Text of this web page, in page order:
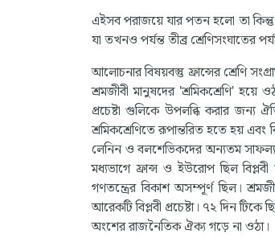
এইসব পরাজয়ে যার পতন হলো তা কিন্তু
যা তখনও পর্যন্ত তীব্র শ্রেণিসংঘাতের
আলোচনার বিষয়বস্তু ফ্রান্সের শ্রেণি
শ্রমজীবী মানুষদের 'শ্রমিকশ্রেণি' হয়ে
প্রচেষ্টা গুলিকে উপলব্ধি করার জন্য
শ্রমিকশ্রেণিতে রূপান্তরিত হতে হয় এবং
লেনিন ও বলশেভিকদের অন্যতম
মধ্যভাগে ফ্রান্স ও ইউরোপ ছিল
গণতন্ত্রের বিকাশ অসম্পূর্ণ ছিল।
আরেকটি বিপ্লবী প্রচেষ্টা। ৭২ দিন
অংশের রাজনৈতিক ঐক্য গড়ে না ওঠা।